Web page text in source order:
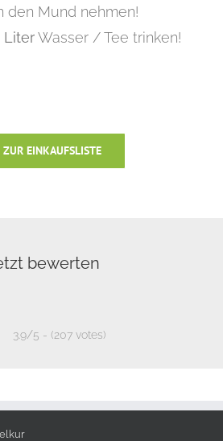
den Mund nehmen!
LiterWasser / Tee trinken!
ZUR EINKAUFSLISTE
bewerten
3.9/5 - (207 votes)